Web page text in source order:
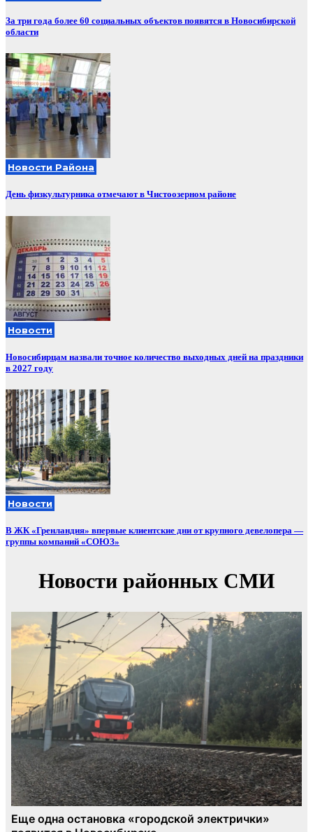
За три года более 60 социальных объектов появятся в Новосибирской
области
Новости Района
День физкультурника отмечают в Чистоозерном районе
Новости
Новосибирцам назвали точное количество выходных дней на праздники
в 2027 году
Новости
В ЖК «Гренландия» впервые клиентские дни от крупного девелопера —
группы компаний «СОЮЗ»